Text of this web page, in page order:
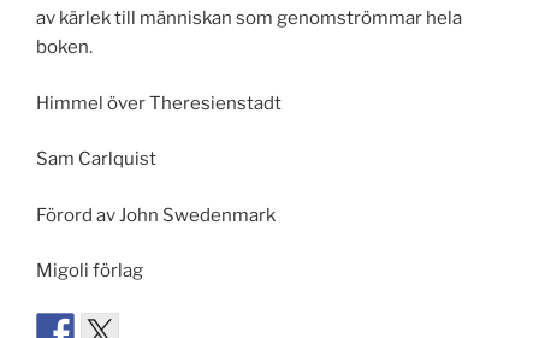
av kärlek till människan som genomströmmar hela
boken.
Himmel över Theresienstadt
Sam Carlquist
Förord av John Swedenmark
Migoli förlag